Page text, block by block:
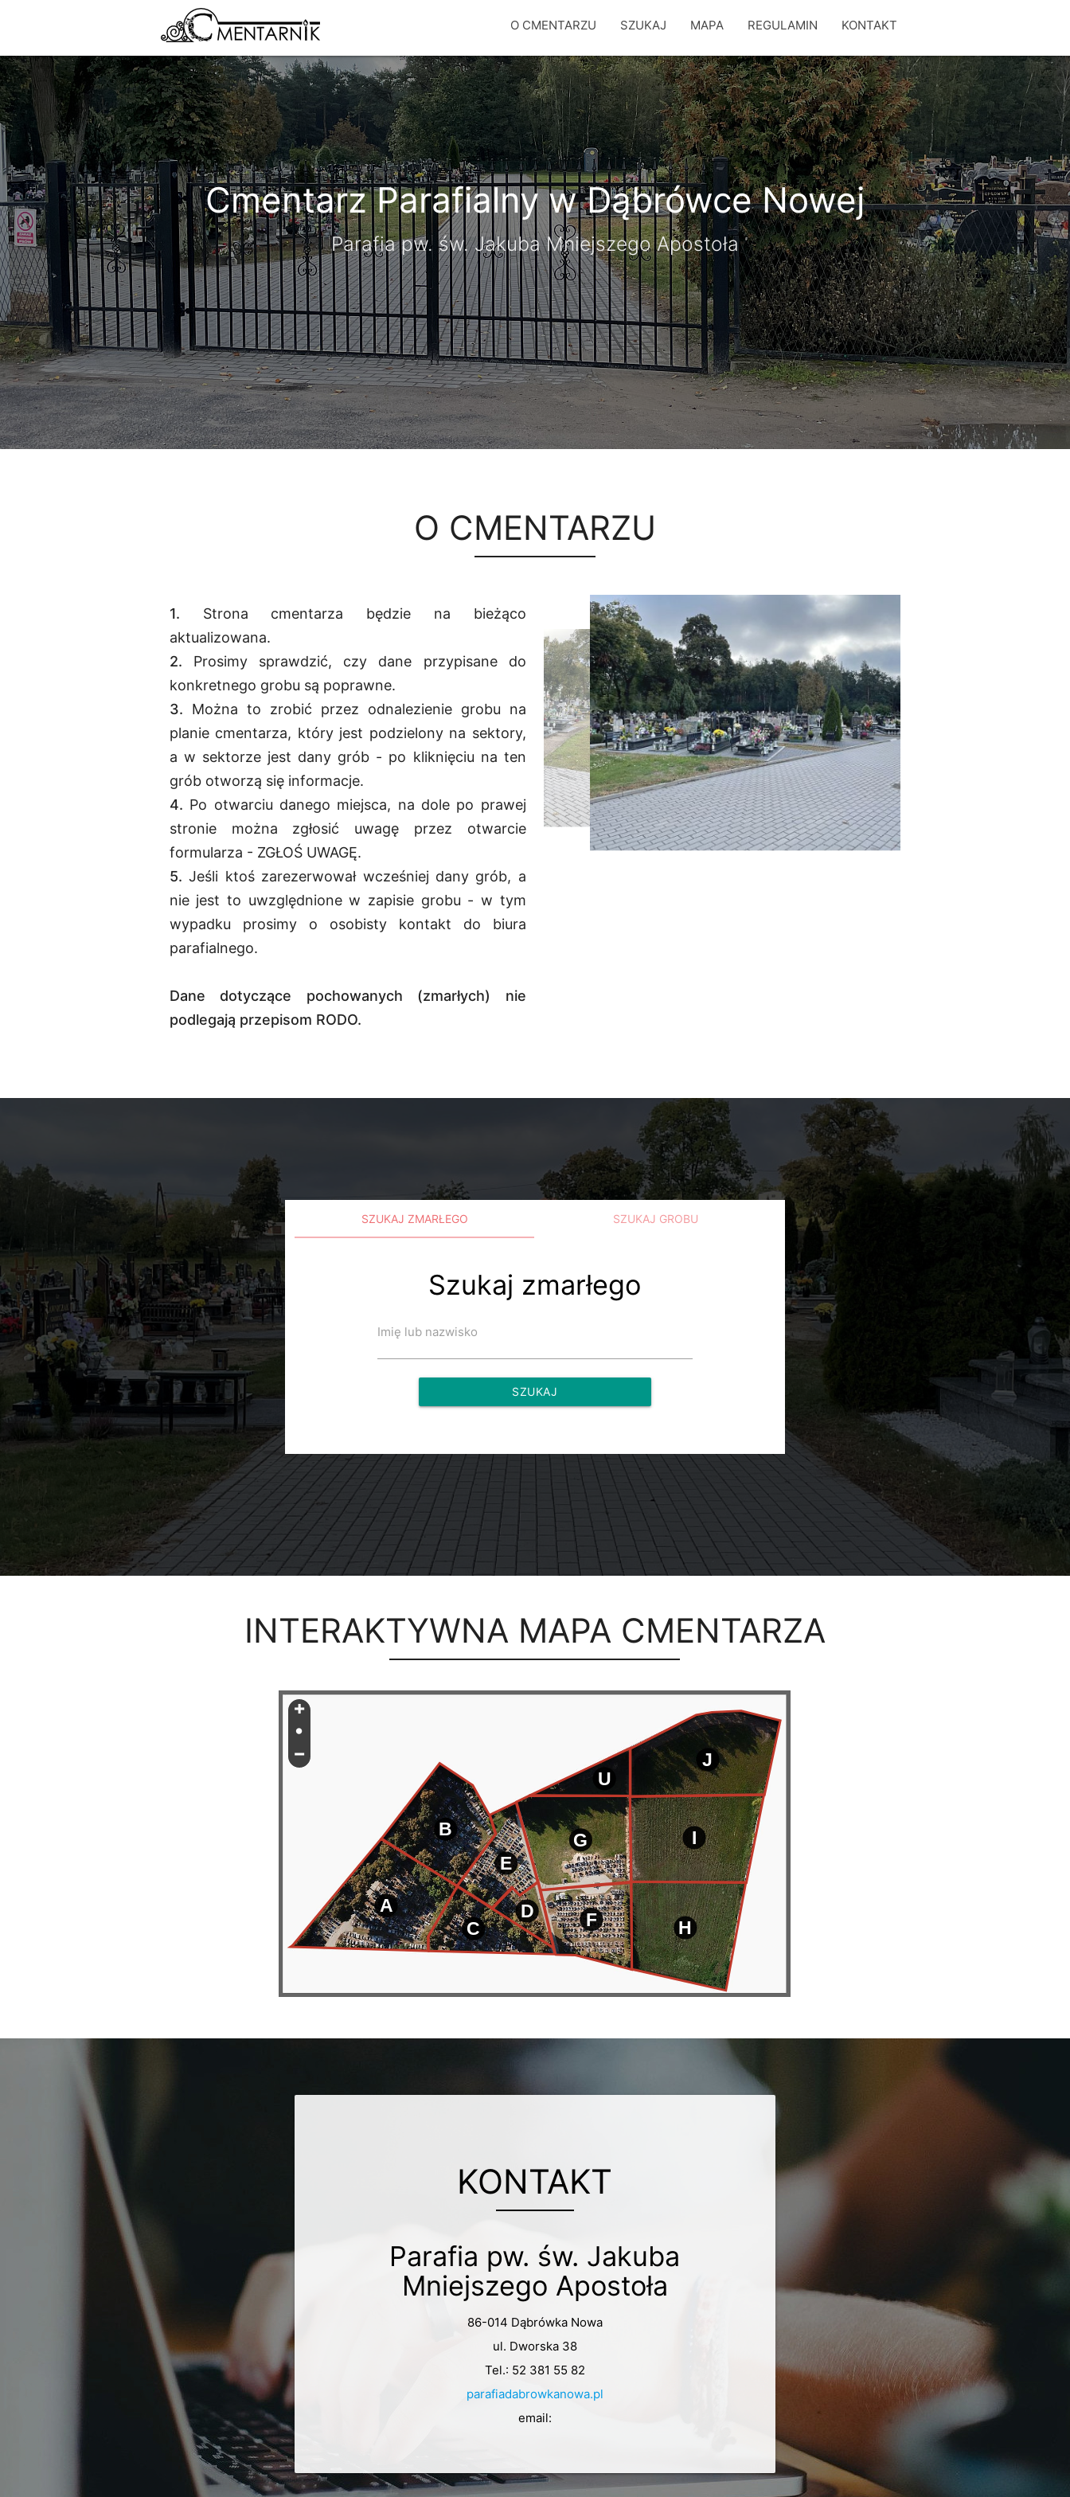
O CMENTARZU SZUKAJ MAPA REGULAMIN KONTAKT
Cmentarz Parafialny w Dąbrówce Nowej
Parafia pw. św. Jakuba Mniejszego Apostoła
O CMENTARZU
1. Strona cmentarza będzie na bieżąco
aktualizowana.
2. Prosimy sprawdzić, czy dane przypisane do
konkretnego grobu są poprawne.
3. Można to zrobić przez odnalezienie grobu na
planie cmentarza, który jest podzielony na sektory,
a w sektorze jest dany grób - po kliknięciu na ten
grób otworzą się informacje.
4. Po otwarciu danego miejsca, na dole po prawej
stronie można zgłosić uwagę przez otwarcie
formularza - ZGŁOŚ UWAGĘ.
5.Jeśli ktoś zarezerwował wcześniej dany grób, a
nie jest to uwzględnione w zapisie grobu - w tym
wypadku prosimy o osobisty kontakt do biura
parafialnego.
Dane dotyczące pochowanych (zmarłych) nie
podlegają przepisom RODO.
SZUKAJ ZMARŁEGO SZUKAJ GROBU
Szukaj zmarłego
Imię lub nazwisko
SZUKAJ
INTERAKTYWNA MAPA CMENTARZA
A
B
C
D
E
F
G
H
I
J
U
•
+
−
KONTAKT
Parafia pw. św. Jakuba
Mniejszego Apostoła
86-014 Dąbrówka Nowa
ul. Dworska 38
Tel.: 52 381 55 82
parafiadabrowkanowa.pl
email: